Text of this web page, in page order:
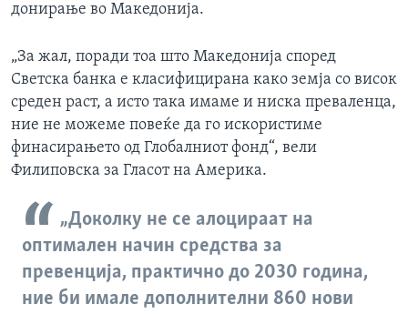
донирање во Македонија.
„За жал, поради тоа што Македонија според
Светска банка е класифицирана како земја со висок
среден раст, а исто така имаме и ниска преваленца,
ние не можеме повеќе да го искористиме
финасирањето од Глобалниот фонд“, вели
Филиповска за Гласот на Америка.
„Доколку не се алоцираат на
оптимален начин средства за
превенција, практично до 2030 година,
ние би имале дополнителни 860 нови